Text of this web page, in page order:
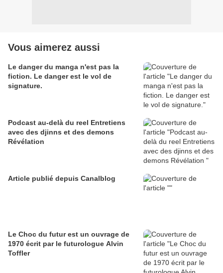
Vous aimerez aussi
Le danger du manga n'est pas la
fiction. Le danger est le vol de
signature.
Podcast au-delà du reel Entretiens
avec des djinns et des demons
Révélation
Article publié depuis Canalblog
Le Choc du futur est un ouvrage de
1970 écrit par le futurologue Alvin
Toffler